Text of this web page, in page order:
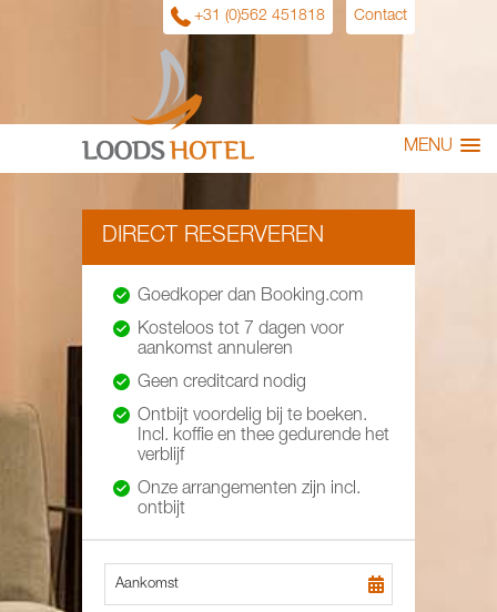
MENU
+31 (0)562 451818 Contact
DIRECT RESERVEREN
Goedkoper dan Booking.com
Kosteloos tot 7 dagen voor
aankomst annuleren
Geen creditcard nodig
Ontbijt voordelig bij te boeken.
Incl. koffie en thee gedurende het
verblijf
Onze arrangementen zijn incl.
ontbijt
Aankomst